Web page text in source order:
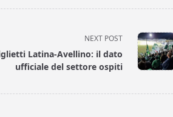
NEXT POST
Latina-Avellino: il dato
ufficiale del settore ospiti